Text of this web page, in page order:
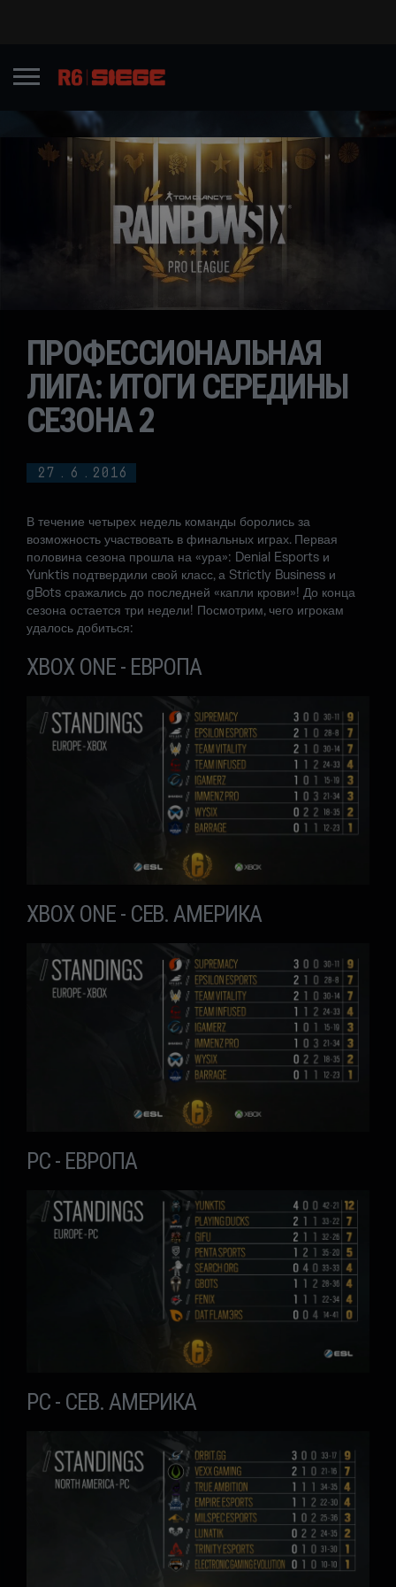
27 . 6 . 2016
ПРОФЕССИОНАЛЬНАЯ
ЛИГА: ИТОГИ СЕРЕДИНЫ
СЕЗОНА 2
В течение четырех недель команды боролись за
возможность участвовать в финальных играх. Первая
половина сезона прошла на «ура»: Denial Esports и
Yunktis подтвердили свой класс, а Strictly Business и
gBots сражались до последней «капли крови»! До конца
сезона остается три недели! Посмотрим, чего игрокам
удалось добиться:
XBOX ONE - ЕВРОПА
XBOX ONE - СЕВ. АМЕРИКА
PC - ЕВРОПА
PC - СЕВ. АМЕРИКА